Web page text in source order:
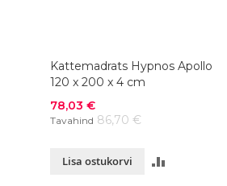
Kattemadrats Hypnos Apollo
120 x 200 x 4 cm
Soodushind
78,03 €
Tavahind 86,70 €
Lisa ostukorvi